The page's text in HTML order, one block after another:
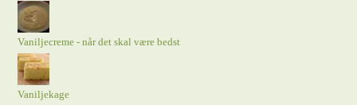
Vaniljecreme - når det skal være bedst
Vaniljekage